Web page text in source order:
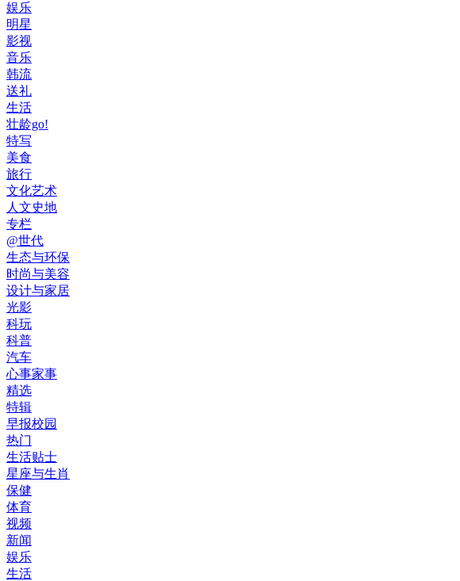
娱乐
明星
影视
音乐
韩流
送礼
生活
壮龄go!
特写
美食
旅行
文化艺术
人文史地
专栏
@世代
生态与环保
时尚与美容
设计与家居
光影
科玩
科普
汽车
心事家事
精选
特辑
早报校园
热门
生活贴士
星座与生肖
保健
体育
视频
新闻
娱乐
生活